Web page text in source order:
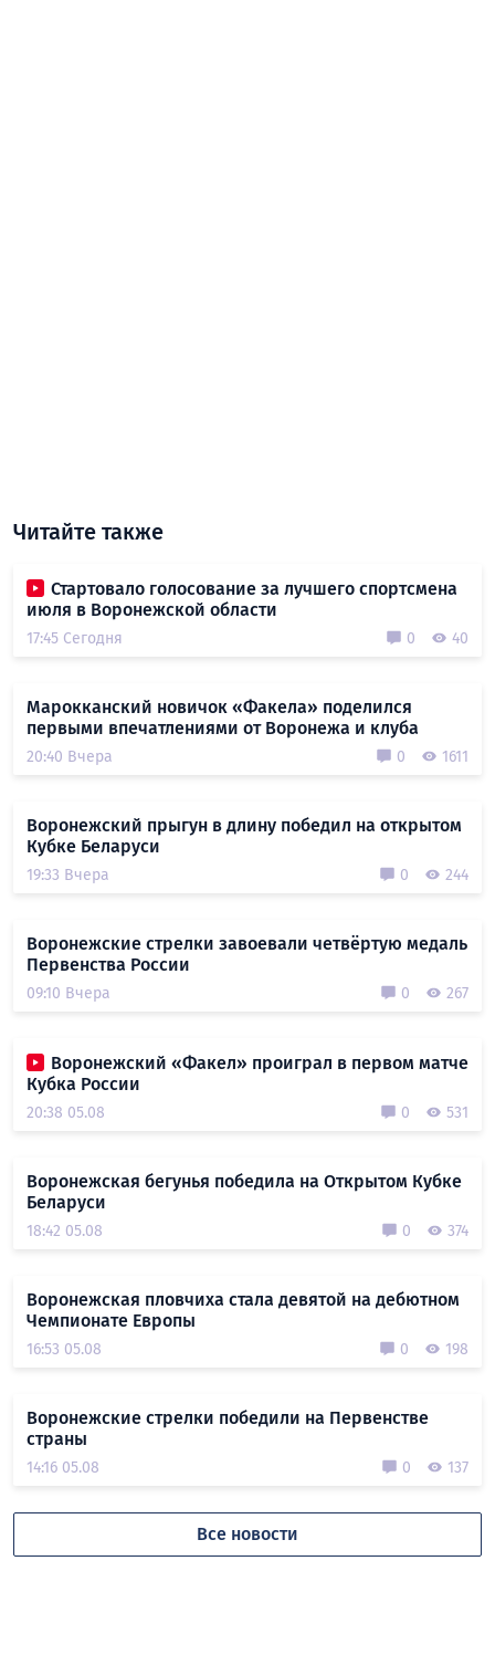
Читайте также
Стартовало голосование за лучшего спортсмена
июля в Воронежской области
17:45 Сегодня 0 40
Марокканский новичок «Факела» поделился
первыми впечатлениями от Воронежа и клуба
20:40 Вчера 0 1611
Воронежский прыгун в длину победил на открытом
Кубке Беларуси
19:33 Вчера 0 244
Воронежские стрелки завоевали четвёртую медаль
Первенства России
09:10 Вчера 0 267
Воронежский «Факел» проиграл в первом матче
Кубка России
20:38 05.08 0 531
Воронежская бегунья победила на Открытом Кубке
Беларуси
18:42 05.08 0 374
Воронежская пловчиха стала девятой на дебютном
Чемпионате Европы
16:53 05.08 0 198
Воронежские стрелки победили на Первенстве
страны
14:16 05.08 0 137
Все новости